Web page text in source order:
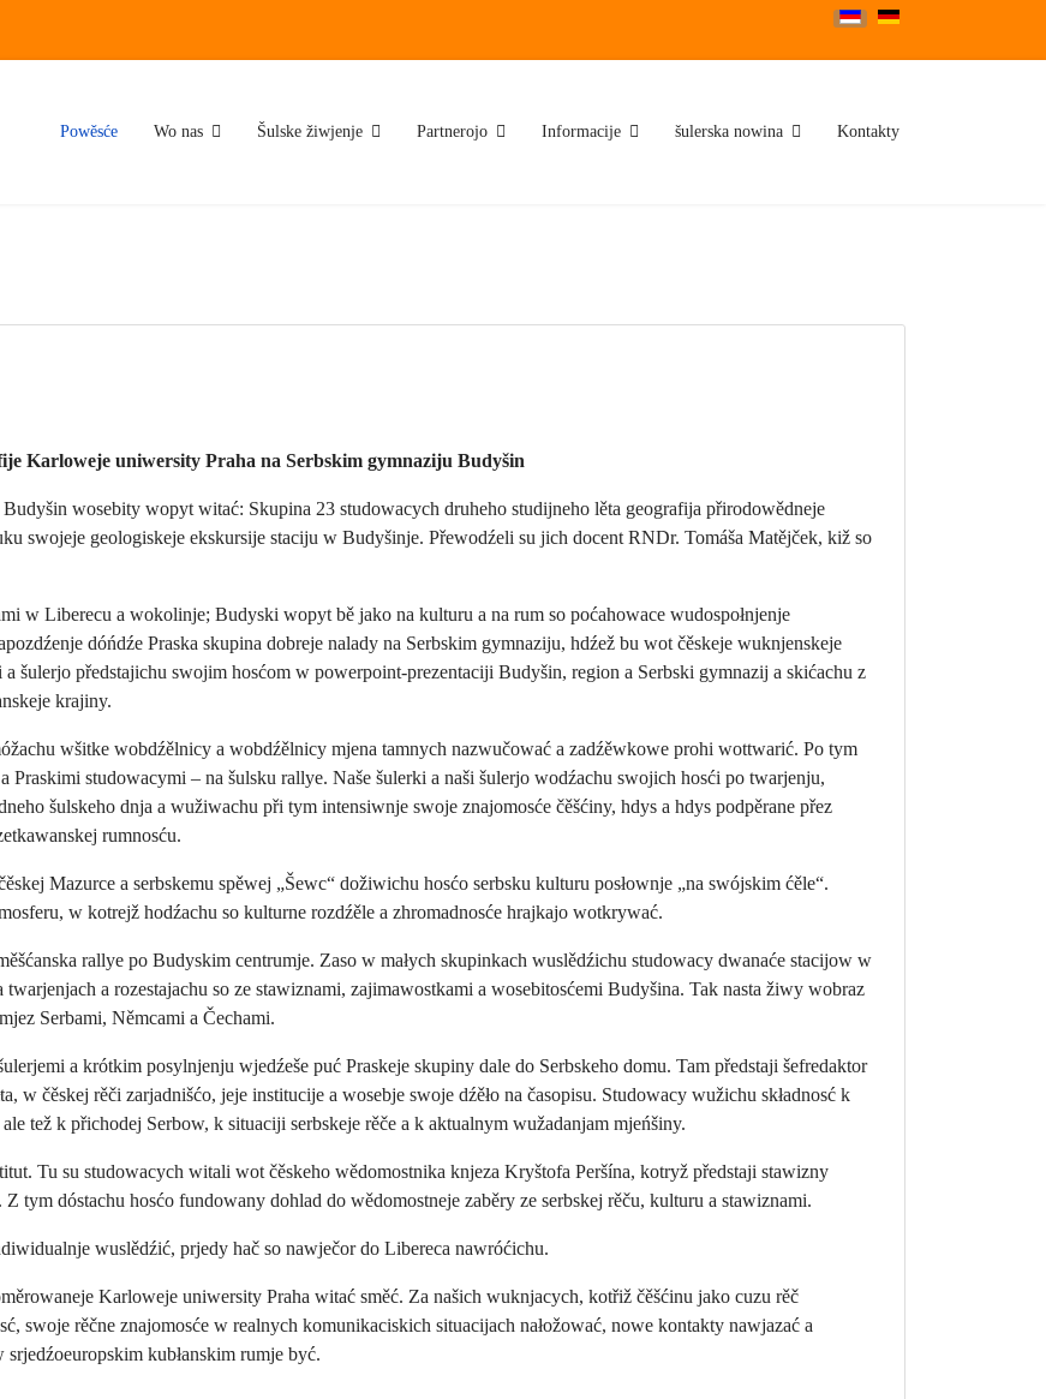
Select your language
Powěsće Wo nas Šulske žiwjenje Partnerojo Informacije šulerska nowina Kontakty
Karloweje uniwersity Praha na Serbskim gymnaziju Budyšin
wosebity wopyt witać: Skupina 23 studowacych druheho studijneho lěta geografija přirodowědneje
swojeje geologiskeje ekskursije staciju w Budyšinje. Přewodźeli su jich docent RNDr. Tomáša Matějček, kiž so
w Liberecu a wokolinje; Budyski wopyt bě jako na kulturu a na rum so poćahowace wudospołnjenje
dóńdźe Praska skupina dobreje nalady na Serbskim gymnaziju, hdźež bu wot čěskeje wuknjenskeje
šulerjo předstajichu swojim hosćom w powerpoint-prezentaciji Budyšin, region a Serbski gymnazij a skićachu z
krajiny.
wšitke wobdźělnicy a wobdźělnicy mjena tamnych nazwučować a zadźěwkowe prohi wottwarić. Po tym
Praskimi studowacymi – na šulsku rallye. Naše šulerki a naši šulerjo wodźachu swojich hosći po twarjenju,
šulskeho dnja a wužiwachu při tym intensiwnje swoje znajomosće čěšćiny, hdys a hdys podpěrane přez
rumnosću.
Mazurce a serbskemu spěwej „Šewc“ dožiwichu hosćo serbsku kulturu posłownje „na swójskim ćěle“.
w kotrejž hodźachu so kulturne rozdźěle a zhromadnosće hrajkajo wotkrywać.
rallye po Budyskim centrumje. Zaso w małych skupinkach wuslědźichu studowacy dwanaće stacijow w
a rozestajachu so ze stawiznami, zajimawostkami a wosebitosćemi Budyšina. Tak nasta žiwy wobraz
Serbami, Němcami a Čechami.
a krótkim posylnjenju wjedźeše puć Praskeje skupiny dale do Serbskeho domu. Tam předstaji šefredaktor
w čěskej rěči zarjadnišćo, jeje institucije a wosebje swoje dźěło na časopisu. Studowacy wužichu składnosć k
tež k přichodej Serbow, k situaciji serbskeje rěče a k aktualnym wužadanjam mjeńšiny.
Tu su studowacych witali wot čěskeho wědomostnika knjeza Kryštofa Peršína, kotryž předstaji stawizny
tym dóstachu hosćo fundowany dohlad do wědomostneje zaběry ze serbskej rěču, kulturu a stawiznami.
wuslědźić, prjedy hač so nawječor do Libereca nawróćichu.
Karloweje uniwersity Praha witać směć. Za našich wuknjacych, kotřiž čěšćinu jako cuzu rěč
swoje rěčne znajomosće w realnych komunikaciskich situacijach nałožować, nowe kontakty nawjazać a
kubłanskim rumje być.